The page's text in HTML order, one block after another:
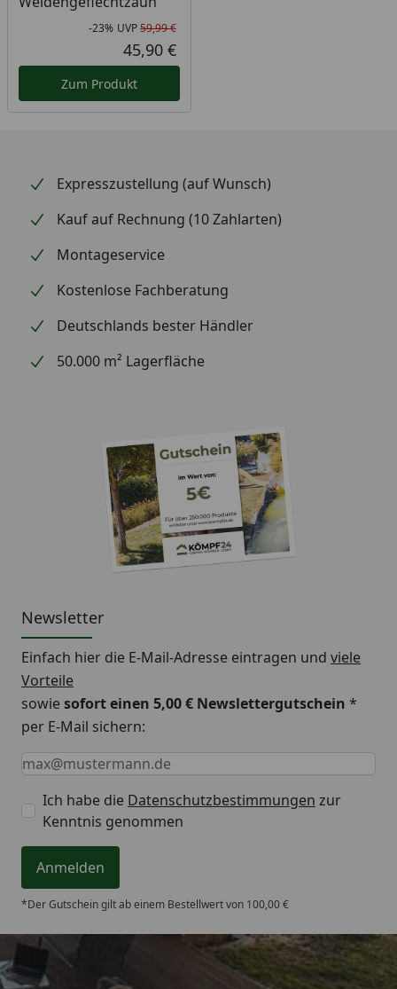
Rabatt in Prozent
-23%
Ursprünglicher Preis
UVP59,99 €
Aktueller Preis
45,90 €
Zum Produkt
Expresszustellung (auf Wunsch)
Kauf auf Rechnung (10 Zahlarten)
Montageservice
Kostenlose Fachberatung
Deutschlands bester Händler
50.000 m² Lagerfläche
Newsletter
Einfach hier die E-Mail-Adresse eintragen und viele
Vorteile
sowiesofort einen 5,00 € Newslettergutschein *
per E-Mail sichern:
Keine Eingabe erforderlich
Eingabe erforderlich
E-Mail *
Ich habe die Datenschutzbestimmungen zur
Kenntnis genommen
Anmelden
*Der Gutschein gilt ab einem Bestellwert von 100,00 €